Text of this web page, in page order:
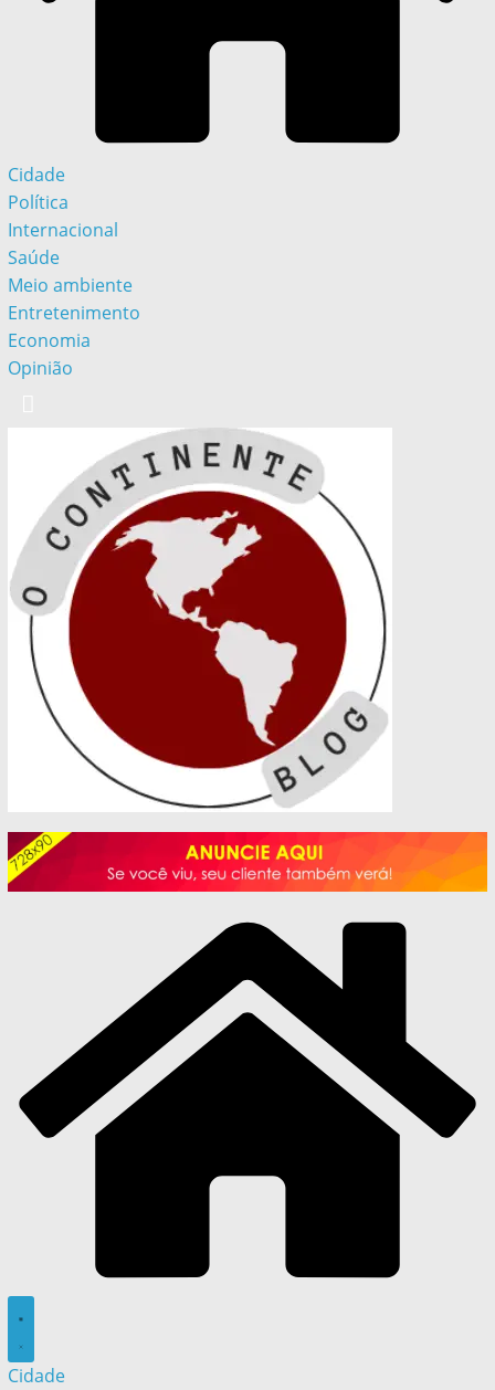
Cidade
Política
Internacional
Saúde
Meio ambiente
Entretenimento
Economia
Opinião
Cidade